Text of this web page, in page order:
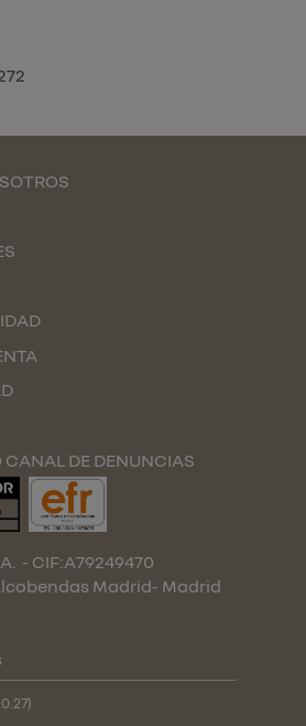
CANAL DE DENUNCIAS
- CIF:A79249470
Madrid- Madrid